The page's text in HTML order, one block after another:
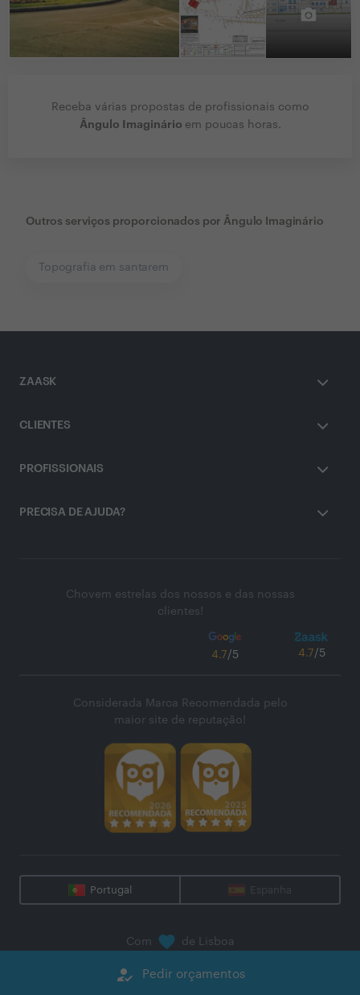
Receba várias propostas de profissionais como
Ângulo Imaginário em poucas horas.
how_to_reg Pedir orçamentos
Outros serviços proporcionados por Ângulo Imaginário
Topografia em santarem
ZAASK
CLIENTES
PROFISSIONAIS
PRECISA DE AJUDA?
Chovem estrelas dos nossos e das nossas
clientes!
4.7/5 4.7/5
Considerada Marca Recomendada pelo
maior site de reputação!
Portugal Espanha
Com de Lisboa
Zaask - Plataforma Digital, S.A.